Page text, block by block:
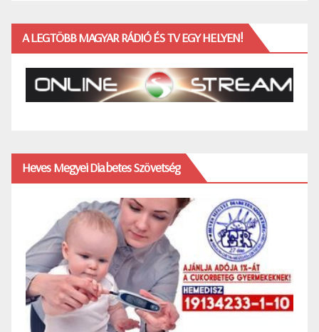
A LEGTÖBB MAGYAR RÁDIÓ ÉS TV EGY HELYEN!
Heves Megyei Diabetes Szövetség